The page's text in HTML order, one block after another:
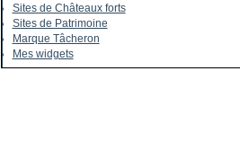
Sites de Châteaux forts
Sites de Patrimoine
Marque Tâcheron
Mes widgets